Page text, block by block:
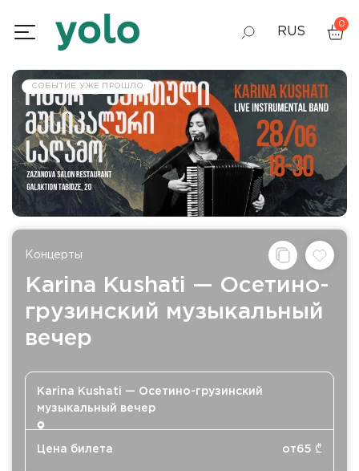
RUS
GEO
ENG
0
СОБЫТИЕ УЖЕ ПРОШЛО
Концерты
Karina Kushati — Осетино-
грузинский музыкальный
вечер
Karina Kushati — Осетино-грузинский
музыкальный вечер
Цена билета от65 ₾